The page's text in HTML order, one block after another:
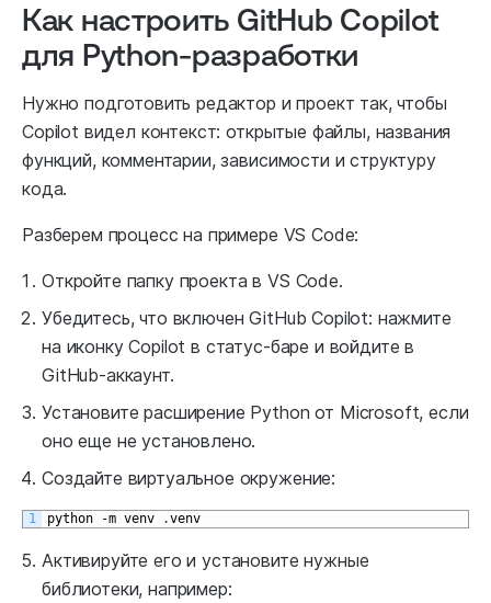
Как настроить GitHub Copilot
для Python-разработки
Нужно подготовить редактор и проект так, чтобы
Copilot видел контекст: открытые файлы, названия
функций, комментарии, зависимости и структуру
кода.
Разберем процесс на примере VS Code:
Откройте папку проекта в VS Code.
Убедитесь, что включен GitHub Copilot: нажмите
на иконку Copilot в статус-баре и войдите в
GitHub-аккаунт.
Установите расширение Python от Microsoft, если
оно еще не установлено.
Создайте виртуальное окружение:
1 python -m venv .venv
Активируйте его и установите нужные
библиотеки, например: